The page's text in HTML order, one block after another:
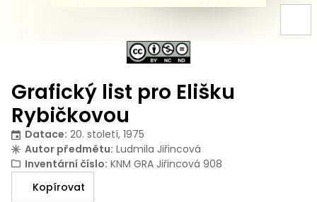
Grafický list pro Elišku
Rybičkovou
Datace: 20. století, 1975
Autor předmětu: Ludmila Jiřincová
Inventární číslo: KNM GRA Jiřincová 908
Kopírovat